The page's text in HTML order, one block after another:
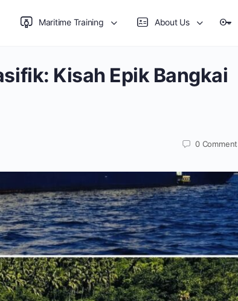
Maritime Training About Us
Kisah Epik Bangkai
0